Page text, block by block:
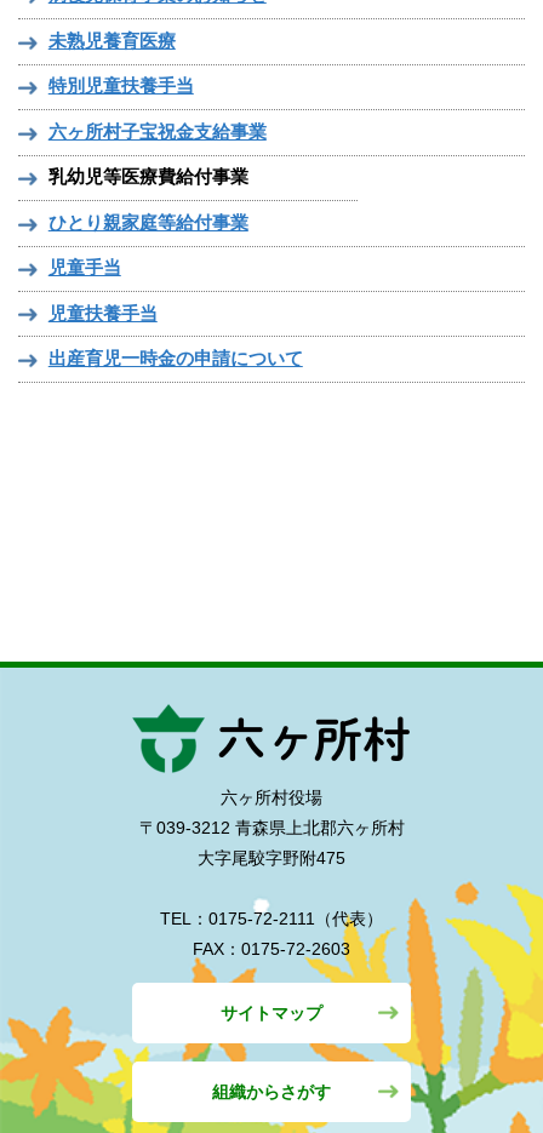
未熟児養育医療
特別児童扶養手当
六ヶ所村子宝祝金支給事業
乳幼児等医療費給付事業
ひとり親家庭等給付事業
児童手当
児童扶養手当
出産育児一時金の申請について
六ヶ所村役場
〒039-3212 青森県上北郡六ヶ所村
大字尾駮字野附475
TEL：0175-72-2111（代表）
FAX：0175-72-2603
サイトマップ
組織からさがす